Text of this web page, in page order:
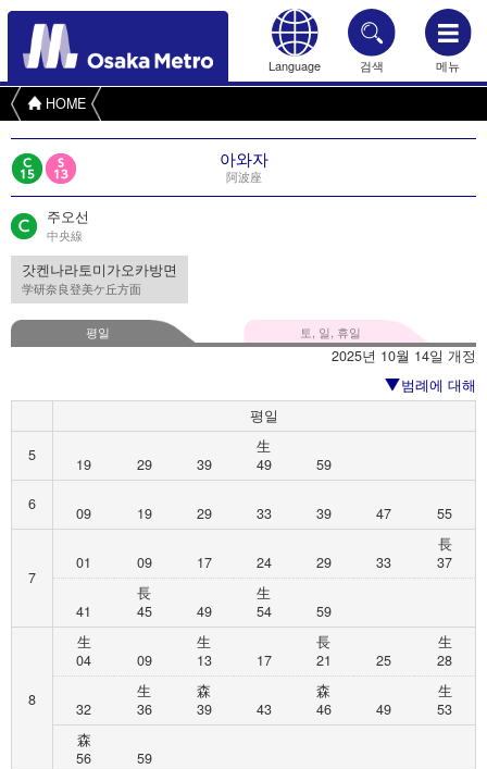
Language 검색 메뉴
HOME
아와자
阿波座
주오선
中央線
갓켄나라토미가오카방면
学研奈良登美ケ丘方面
평일 토, 일, 휴일
2025년 10월 14일 개정
범례에 대해
평일
5
19 29 39
生
49
59
6
09 19 29 33 39 47 55
7
01 09 17 24 29 33
長
37
41
長
45
49
生
54
59
8
生
04
09
生
13
17
長
21
25
生
28
32
生
36
森
39
43
森
46
49
生
53
森
56
59